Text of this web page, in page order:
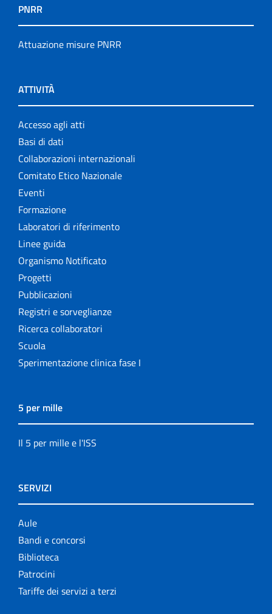
PNRR
Attuazione misure PNRR
ATTIVITÀ
Accesso agli atti
Basi di dati
Collaborazioni internazionali
Comitato Etico Nazionale
Eventi
Formazione
Laboratori di riferimento
Linee guida
Organismo Notificato
Progetti
Pubblicazioni
Registri e sorveglianze
Ricerca collaboratori
Scuola
Sperimentazione clinica fase I
5 per mille
Il 5 per mille e l'ISS
SERVIZI
Aule
Bandi e concorsi
Biblioteca
Patrocini
Tariffe dei servizi a terzi